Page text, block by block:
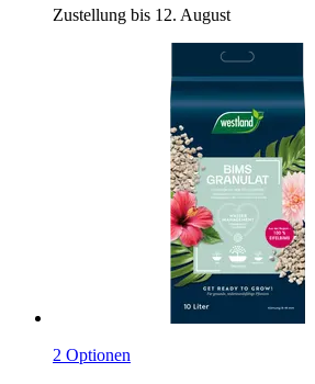
Zustellung bis 12. August
2 Optionen